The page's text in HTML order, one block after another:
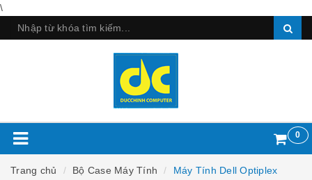
\
0
Trang chủ Bộ Case Máy Tính
Máy Tính Dell Optiplex